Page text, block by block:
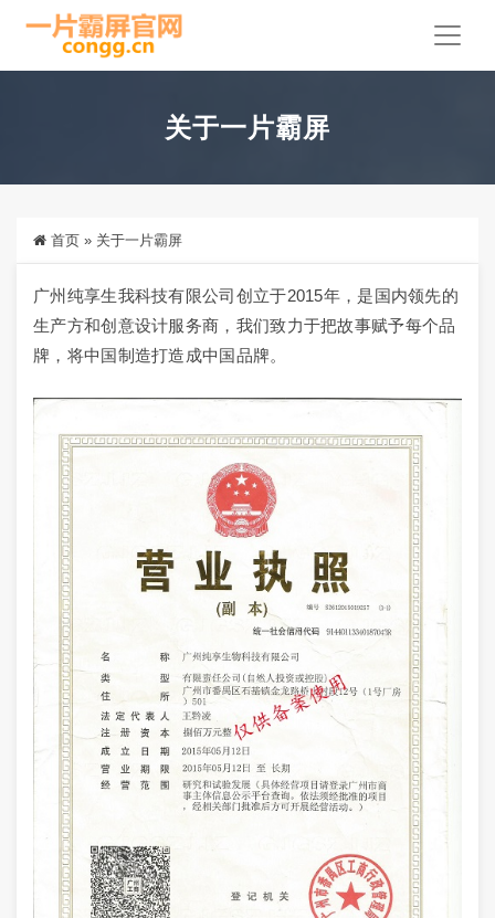
关于一片霸屏
首页 » 关于一片霸屏
广州纯享生我科技有限公司创立于2015年，是国内领先的
生产方和创意设计服务商，我们致力于把故事赋予每个品
牌，将中国制造打造成中国品牌。